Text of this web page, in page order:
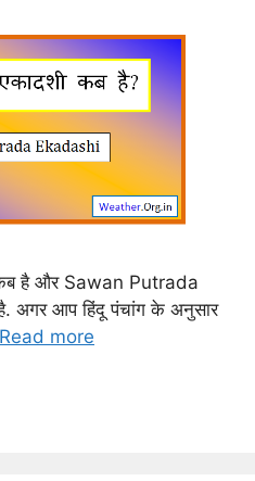
कब है और Sawan Putrada
अगर आप हिंदू पंचांग के अनुसार
Read more